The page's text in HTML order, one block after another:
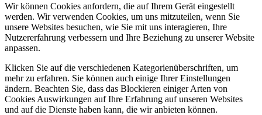
Wir können Cookies anfordern, die auf Ihrem Gerät eingestellt
werden. Wir verwenden Cookies, um uns mitzuteilen, wenn Sie
unsere Websites besuchen, wie Sie mit uns interagieren, Ihre
Nutzererfahrung verbessern und Ihre Beziehung zu unserer Website
anpassen.
Klicken Sie auf die verschiedenen Kategorienüberschriften, um
mehr zu erfahren. Sie können auch einige Ihrer Einstellungen
ändern. Beachten Sie, dass das Blockieren einiger Arten von
Cookies Auswirkungen auf Ihre Erfahrung auf unseren Websites
und auf die Dienste haben kann, die wir anbieten können.